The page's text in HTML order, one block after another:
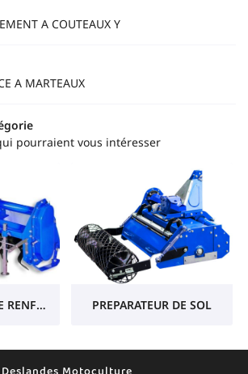
A COUTEAUX Y
A MARTEAUX
pourraient vous intéresser
FRAISE ROTATIVE RENFORCEE PREPARATEUR DE SOL